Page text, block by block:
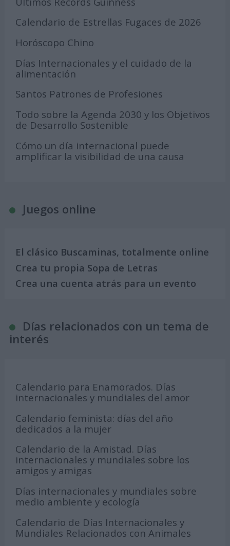
Calendario de Estrellas Fugaces de 2026
Horóscopo Chino
Días Internacionales y el cuidado de la
alimentación
Santos Patrones de Profesiones
Todo sobre la Agenda 2030 y los Objetivos
de Desarrollo Sostenible
Cómo un día internacional puede
amplificar la visibilidad de una causa
Juegos online
El clásico Buscaminas, totalmente online
Crea tu propia Sopa de Letras
Crea una cuenta atrás para un evento
Días relacionados con un tema de
interés
Calendario para Enamorados. Días
internacionales y mundiales del amor
Calendario feminista: días del año
dedicados a la mujer
Calendario de la Amistad. Días
internacionales y mundiales sobre los
amigos y amigas
Días internacionales y mundiales sobre
medio ambiente y ecología
Calendario de Días Internacionales y
Mundiales Relacionados con Animales